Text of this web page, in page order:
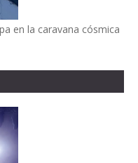
en la caravana cósmica